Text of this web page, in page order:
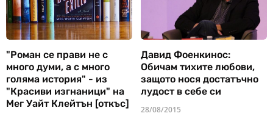
"Роман се прави не с
много думи, а с много
голяма история" - из
"Красиви изгнаници" на
Мег Уайт Клейтън [откъс]
Давид Фоенкинос:
Обичам тихите любови,
защото нося достатъчно
лудост в себе си
28/08/2015